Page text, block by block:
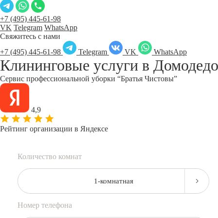
+7 (495) 445-61-98
VK Telegram WhatsApp
Свяжитесь с нами
+7 (495) 445-61-98
Telegram VK WhatsApp
Клининговые услуги в
Сервис профессиональной уборки “Братья Чистовы”
4,9
Рейтинг организации в Яндексе
Количество комнат
1-комнатная
Номер телефона